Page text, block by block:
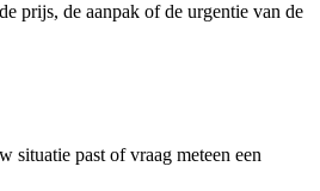
prijs, de aanpak of de urgentie van de
situatie past of vraag meteen een